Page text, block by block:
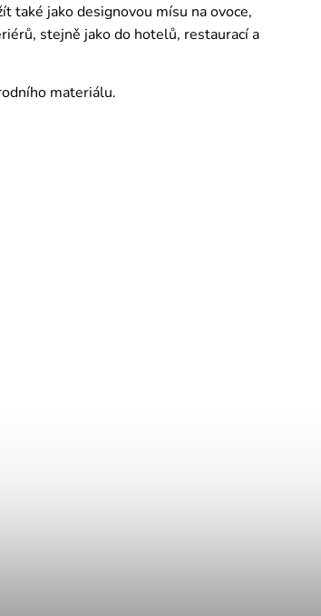
také jako designovou mísu na ovoce,
stejně jako do hotelů, restaurací a
materiálu.